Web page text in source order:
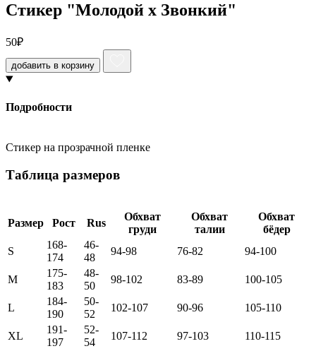
Стикер "Молодой x Звонкий"
50₽
добавить в корзину
Подробности
Стикер на прозрачной пленке
Таблица размеров
Размер Рост Rus
Обхват
груди
Обхват
талии
Обхват
бёдер
S
168-
174
46-
48
94-98 76-82 94-100
M
175-
183
48-
50
98-102 83-89 100-105
L
184-
190
50-
52
102-107 90-96 105-110
XL
191-
197
52-
54
107-112 97-103 110-115